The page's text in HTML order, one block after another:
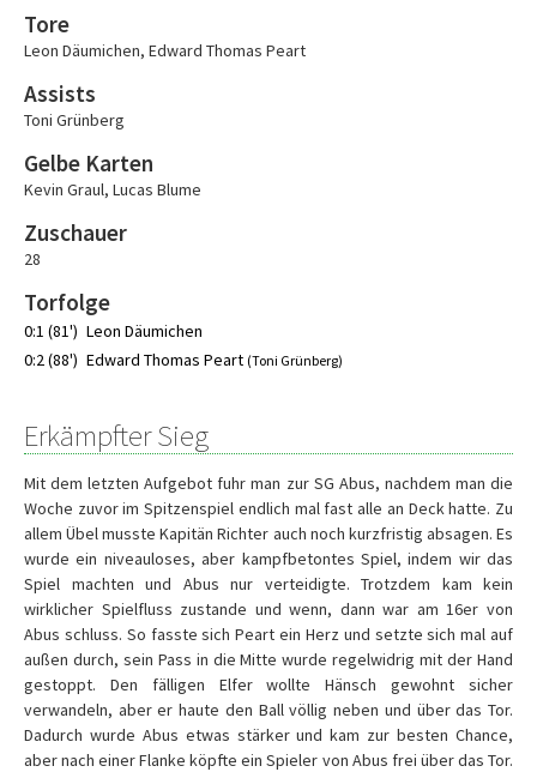
Tore
Leon Däumichen, Edward Thomas Peart
Assists
Toni Grünberg
Gelbe Karten
Kevin Graul, Lucas Blume
Zuschauer
28
Torfolge
0:1 (81') Leon Däumichen
0:2 (88') Edward Thomas Peart (Toni Grünberg)
Erkämpfter Sieg
Mit dem letzten Aufgebot fuhr man zur SG Abus, nachdem man die
Woche zuvor im Spitzenspiel endlich mal fast alle an Deck hatte. Zu
allem Übel musste Kapitän Richter auch noch kurzfristig absagen. Es
wurde ein niveauloses, aber kampfbetontes Spiel, indem wir das
Spiel machten und Abus nur verteidigte. Trotzdem kam kein
wirklicher Spielfluss zustande und wenn, dann war am 16er von
Abus schluss. So fasste sich Peart ein Herz und setzte sich mal auf
außen durch, sein Pass in die Mitte wurde regelwidrig mit der Hand
gestoppt. Den fälligen Elfer wollte Hänsch gewohnt sicher
verwandeln, aber er haute den Ball völlig neben und über das Tor.
Dadurch wurde Abus etwas stärker und kam zur besten Chance,
aber nach einer Flanke köpfte ein Spieler von Abus frei über das Tor.